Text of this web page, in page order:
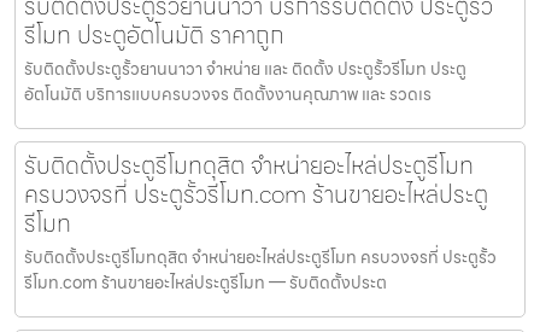
รีโมท ประตูอัตโนมัติ ราคาถูก
รับติดตั้งประตูรั้วยานนาวา จำหน่าย และ ติดตั้ง ประตูรั้วรีโมท ประตู
อัตโนมัติ บริการแบบครบวงจร ติดตั้งงานคุณภาพ และ รวดเร
รับติดตั้งประตูรีโมทดุสิต จำหน่ายอะไหล่ประตูรีโมท
ครบวงจรที่ ประตูรั้วรีโมท.com ร้านขายอะไหล่ประตู
รีโมท
รับติดตั้งประตูรีโมทดุสิต จำหน่ายอะไหล่ประตูรีโมท ครบวงจรที่ ประตูรั้ว
รีโมท.com ร้านขายอะไหล่ประตูรีโมท — รับติดตั้งประต